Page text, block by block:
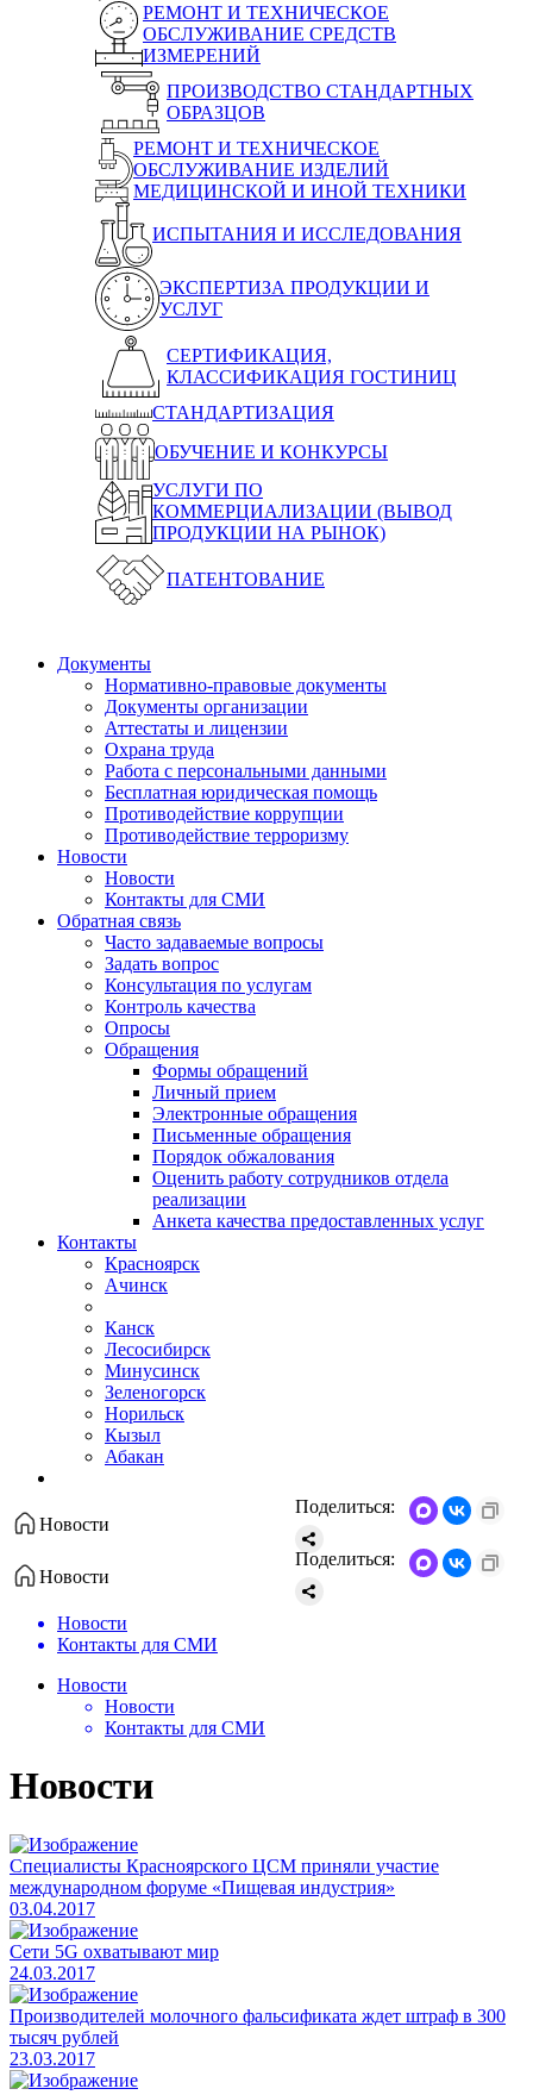
РЕМОНТ И ТЕХНИЧЕСКОЕ
ОБСЛУЖИВАНИЕ СРЕДСТВ
ИЗМЕРЕНИЙ
ПРОИЗВОДСТВО СТАНДАРТНЫХ
ОБРАЗЦОВ
РЕМОНТ И ТЕХНИЧЕСКОЕ
ОБСЛУЖИВАНИЕ ИЗДЕЛИЙ
МЕДИЦИНСКОЙ И ИНОЙ ТЕХНИКИ
ИСПЫТАНИЯ И ИССЛЕДОВАНИЯ
ЭКСПЕРТИЗА ПРОДУКЦИИ И
УСЛУГ
СЕРТИФИКАЦИЯ,
КЛАССИФИКАЦИЯ ГОСТИНИЦ
СТАНДАРТИЗАЦИЯ
ОБУЧЕНИЕ И КОНКУРСЫ
УСЛУГИ ПО
КОММЕРЦИАЛИЗАЦИИ (ВЫВОД
ПРОДУКЦИИ НА РЫНОК)
ПАТЕНТОВАНИЕ
Документы
Нормативно-правовые документы
Документы организации
Аттестаты и лицензии
Охрана труда
Работа с персональными данными
Бесплатная юридическая помощь
Противодействие коррупции
Противодействие терроризму
Новости
Новости
Контакты для СМИ
Обратная связь
Часто задаваемые вопросы
Задать вопрос
Консультация по услугам
Контроль качества
Опросы
Обращения
Формы обращений
Личный прием
Электронные обращения
Письменные обращения
Порядок обжалования
Оценить работу сотрудников отдела
реализации
Анкета качества предоставленных услуг
Контакты
Красноярск
Ачинск
Канск
Лесосибирск
Минусинск
Зеленогорск
Норильск
Кызыл
Абакан
Новости
Поделиться:
Новости
Поделиться:
Новости
Контакты для СМИ
Новости
Новости
Контакты для СМИ
Новости
​Специалисты Красноярского ЦСМ приняли участие
международном форуме «Пищевая индустрия»
03.04.2017
​Сети 5G охватывают мир
24.03.2017
Производителей молочного фальсификата ждет штраф в 300
тысяч рублей
23.03.2017